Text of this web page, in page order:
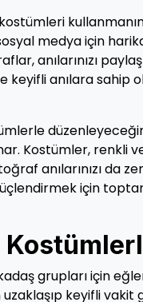
medya için
anılarınızı
keyifli anılara
Kostümler, renkli
anılarınızı da
güçlendirmek için
grupları için
keyifli